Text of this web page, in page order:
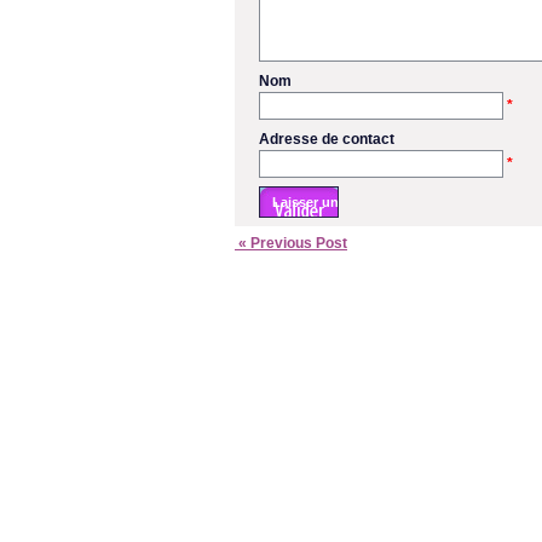
Nom
*
Adresse de contact
*
« Previous Post